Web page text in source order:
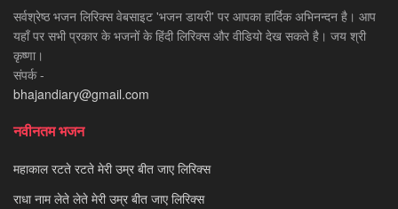
सर्वश्रेष्ठ भजन लिरिक्स वेबसाइट 'भजन डायरी' पर आपका हार्दिक अभिनन्दन है। आप
यहाँ पर सभी प्रकार के भजनों के हिंदी लिरिक्स और वीडियो देख सकते है। जय श्री
कृष्णा।
संपर्क -
bhajandiary@gmail.com
नवीनतम भजन
महाकाल रटते रटते मेरी उम्र बीत जाए लिरिक्स
राधा नाम लेते लेते मेरी उम्र बीत जाए लिरिक्स